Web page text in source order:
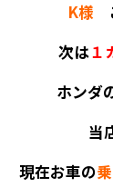
K様
次は１
ホンダ
当
現在お車の